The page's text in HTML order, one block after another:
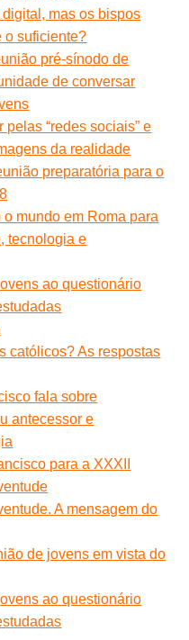
mas os bispos
o suficiente?
pré-sínodo de
de conversar
“redes sociais” e
da realidade
preparatória para o
mundo em Roma para
tecnologia e
ao questionário
católicos? As respostas
fala sobre
antecessor e
para a XXXII
A mensagem do
de jovens em vista do
ao questionário